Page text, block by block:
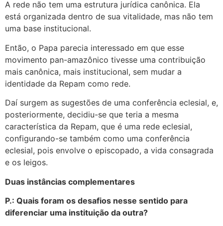
A rede não tem uma estrutura jurídica canônica. Ela
está organizada dentro de sua vitalidade, mas não tem
uma base institucional.
Então, o Papa parecia interessado em que esse
movimento pan-amazônico tivesse uma contribuição
mais canônica, mais institucional, sem mudar a
identidade da Repam como rede.
Daí surgem as sugestões de uma conferência eclesial, e,
posteriormente, decidiu-se que teria a mesma
característica da Repam, que é uma rede eclesial,
configurando-se também como uma conferência
eclesial, pois envolve o episcopado, a vida consagrada
e os leigos.
Duas instâncias complementares
P.: Quais foram os desafios nesse sentido para
diferenciar uma instituição da outra?